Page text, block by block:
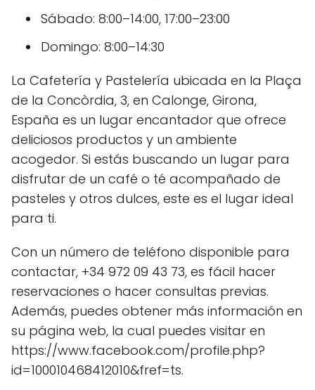
Sábado: 8:00–14:00, 17:00–23:00
Domingo: 8:00–14:30
La Cafetería y Pastelería ubicada en la Plaça
de la Concòrdia, 3, en Calonge, Girona,
España es un lugar encantador que ofrece
deliciosos productos y un ambiente
acogedor. Si estás buscando un lugar para
disfrutar de un café o té acompañado de
pasteles y otros dulces, este es el lugar ideal
para ti.
Con un número de teléfono disponible para
contactar, +34 972 09 43 73, es fácil hacer
reservaciones o hacer consultas previas.
Además, puedes obtener más información en
su página web, la cual puedes visitar en
https://www.facebook.com/profile.php?
id=100010468412010&fref=ts.